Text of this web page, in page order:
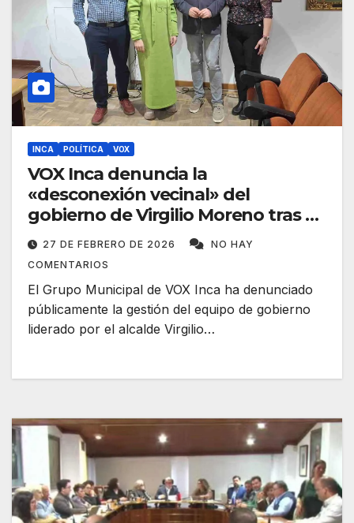
INCA POLÍTICA VOX
VOX Inca denuncia la
«desconexión vecinal» del
gobierno de Virgilio Moreno tras el
último Pleno
27 DE FEBRERO DE 2026
NO HAY
COMENTARIOS
El Grupo Municipal de VOX Inca ha denunciado
públicamente la gestión del equipo de gobierno
liderado por el alcalde Virgilio…